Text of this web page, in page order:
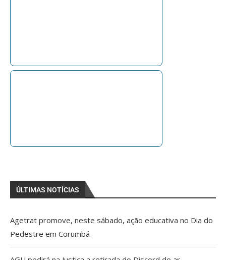
ÚLTIMAS NOTÍCIAS
Agetrat promove, neste sábado, ação educativa no Dia do
Pedestre em Corumbá